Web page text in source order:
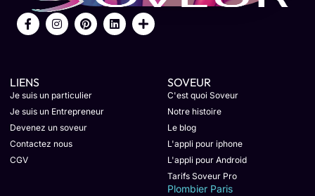
LIENS
Je suis un particulier
Je suis un Entrepreneur
Devenez un soveur
Contactez nous
CGV
SOVEUR
C'est quoi Soveur
Notre histoire
Le blog
L'appli pour iphone
L'appli pour Android
Tarifs Soveur Pro
Plombier Paris